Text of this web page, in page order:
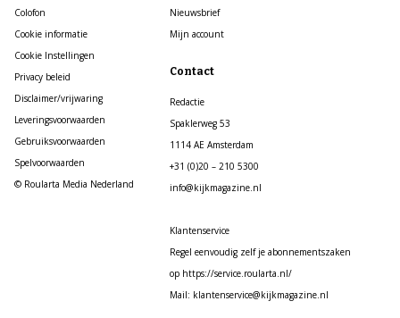
Colofon
Cookie informatie
Cookie Instellingen
Privacy beleid
Disclaimer/vrijwaring
Leveringsvoorwaarden
Gebruiksvoorwaarden
Spelvoorwaarden
© Roularta Media Nederland
Nieuwsbrief
Mijn account
Contact
Redactie
Spaklerweg 53
1114 AE Amsterdam
+31 (0)20 – 210 5300
info@kijkmagazine.nl
Klantenservice
Regel eenvoudig zelf je abonnementszaken
op https://service.roularta.nl/
Mail: klantenservice@kijkmagazine.nl